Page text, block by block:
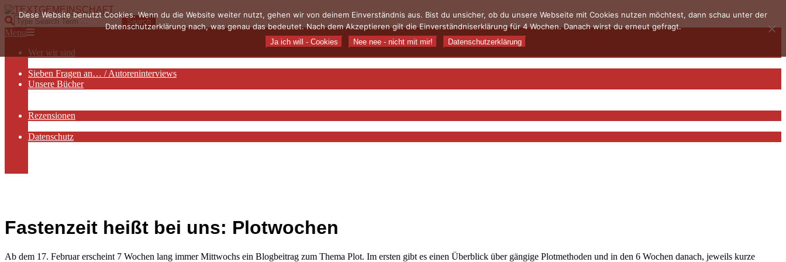
Skip
to
content
TEXTGEMEINSCHAFT
Search
Primary
Menu
Menu
Wer wir sind
Sieben Fragen an… / Autoreninterviews
Unsere Bücher
Rezensionen
Datenschutz
Fastenzeit heißt bei uns: Plotwochen
Ab dem 17. Februar erscheint 7 Wochen lang immer Mittwochs ein Blogbeitrag zum Thema Plot. Im ersten gibt es einen Überblick über gängige Plotmethoden und in den 6 Wochen danach, jeweils kurze
Diese Website benutzt Cookies. Wenn du die Website weiter nutzt, gehen wir von deinem Einverständnis aus. Bist du unsicher, ob du unsere Webseite mit Cookies nutzen möchtest, dann schau unter der
Datenschutzerklärung nach, was genau das bedeutet. Nach dem Akzeptieren gilt die Einverständniserklärung für 4 Wochen. Danach wirst du erneut gefragt.
Ja ich will - Cookies Nee nee - nicht mit mir! Datenschutzerklärung